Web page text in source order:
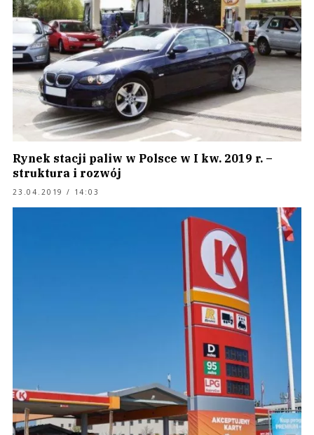
Rynek stacji paliw w Polsce w I kw. 2019 r. –
struktura i rozwój
23.04.2019 / 14:03